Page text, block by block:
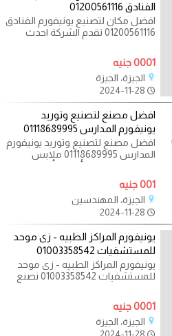
الفنادق 01200561116
افضل مكان لتصنيع يونيفورم الفنادق
01200561116 تقدم الشركة احدث
0001 جنيه
الجيزة، الجيزة
افضل مصنع لتصنيع وتوريد
يونيفورم المدارس 01118689995
افضل مصنع لتصنيع وتوريد يونيفورم
المدارس 01118689995 ملابس
متنوعة
001 جنيه
الجيزة، المهندسين
يونيفورم المراكز الطبيه - زى موحد
للمستشفيات 01003358542
يونيفورم المراكز الطبيه - زى موحد
للمستشفيات 01003358542 نصنع
0001 جنيه
الجيزة، الجيزة